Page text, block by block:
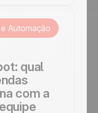
e Automação
qual
com a